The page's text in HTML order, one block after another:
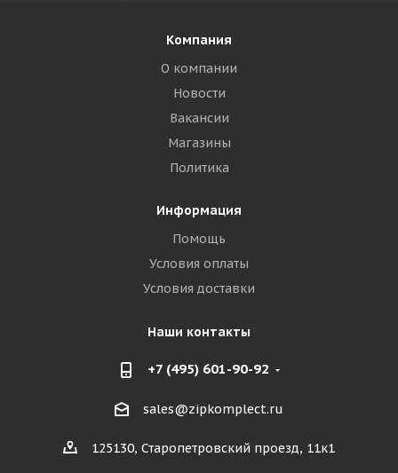
Компания
О компании
Новости
Вакансии
Магазины
Политика
Информация
Помощь
Условия оплаты
Условия доставки
Наши контакты
+7 (495) 601-90-92
sales@zipkomplect.ru
125130, Старопетровский проезд, 11к1